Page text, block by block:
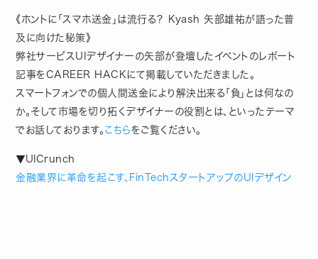
《ホントに「スマホ送金」は流行る？ Kyash 矢部雄祐が語った普
及に向けた秘策》
弊社サービスUIデザイナーの矢部が登壇したイベントのレポート
記事をCAREER HACKにて掲載していただきました。
スマートフォンでの個人間送金により解決出来る「負」とは何なの
か。そして市場を切り拓くデザイナーの役割とは、といったテーマ
でお話しております。 こちらをご覧ください。
▼UICrunch
金融業界に革命を起こす、FinTechスタートアップのUIデザイン